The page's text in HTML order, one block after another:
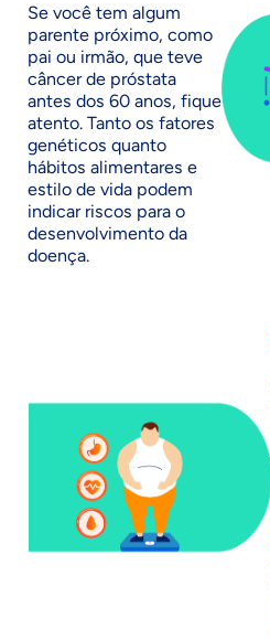
Se você tem algum
parente próximo, como
pai ou irmão, que teve
câncer de próstata
antes dos 60 anos, fique
atento. Tanto os fatores
genéticos quanto
hábitos alimentares e
estilo de vida podem
indicar riscos para o
desenvolvimento da
doença.